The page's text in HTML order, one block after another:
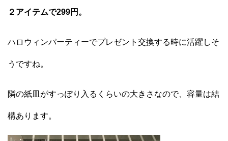
２アイテムで299円。
ハロウィンパーティーでプレゼント交換する時に活躍しそ
うですね。
隣の紙皿がすっぽり入るくらいの大きさなので、容量は結
構あります。